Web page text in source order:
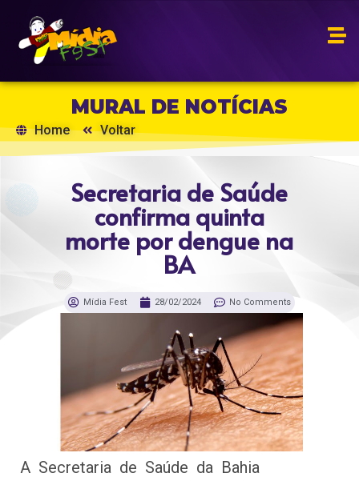
MURAL DE NOTÍCIAS
Home Voltar
Secretaria de Saúde
confirma quinta
morte por dengue na
BA
Mídia Fest 28/02/2024 No Comments
A Secretaria de Saúde da Bahia